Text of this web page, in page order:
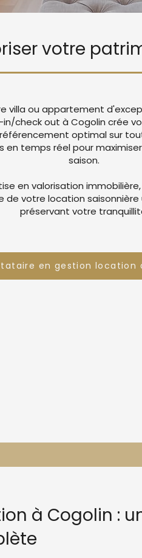
votre
villa ou appartement
check out à Cogolin crée
optimal sur
en temps réel pour
saison.
en valorisation
de votre location
préservant votre
en gestion location
à Cogolin :